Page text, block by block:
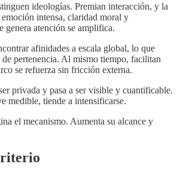
ideologías. Premian interacción, y la
intensa, claridad moral y
genera atención se amplifica.
afinidades a escala global, lo que
de pertenencia. Al mismo tiempo, facilitan
se refuerza sin fricción externa.
privada y pasa a ser visible y cuantificable.
medible, tiende a intensificarse.
el mecanismo. Aumenta su alcance y